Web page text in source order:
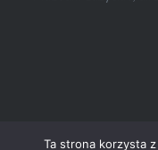
Ta strona korzysta